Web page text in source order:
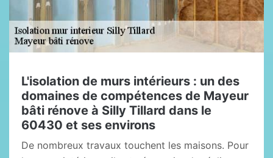
L'isolation de murs intérieurs : un des
domaines de compétences de Mayeur
bâti rénove à Silly Tillard dans le
60430 et ses environs
De nombreux travaux touchent les maisons. Pour